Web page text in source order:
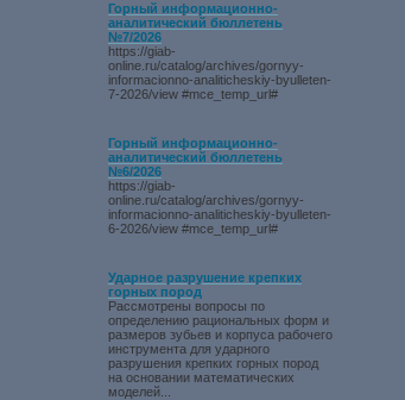
Горный информационно-
аналитический бюллетень
№7/2026
https://giab-
online.ru/catalog/archives/gornyy-
informacionno-analiticheskiy-byulleten-
7-2026/view #mce_temp_url#
Горный информационно-
аналитический бюллетень
№6/2026
https://giab-
online.ru/catalog/archives/gornyy-
informacionno-analiticheskiy-byulleten-
6-2026/view #mce_temp_url#
Ударное разрушение крепких
горных пород
Рассмотрены вопросы по
определению рациональных форм и
размеров зубьев и корпуса рабочего
инструмента для ударного
разрушения крепких горных пород
на основании математических
моделей...